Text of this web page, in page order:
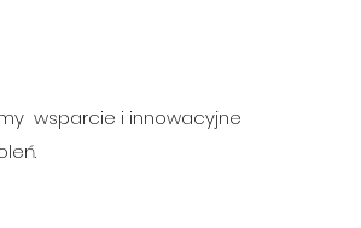
wsparcie i innowacyjne